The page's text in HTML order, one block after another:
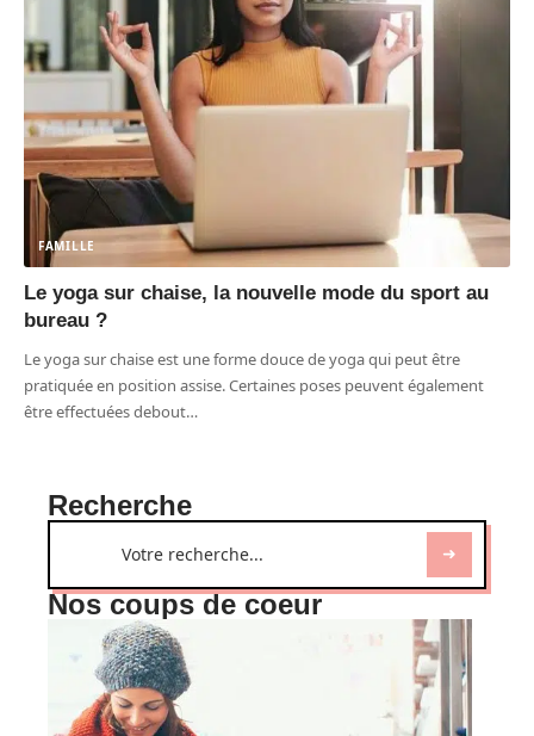
FAMILLE
Le yoga sur chaise, la nouvelle mode du sport au
bureau ?
Le yoga sur chaise est une forme douce de yoga qui peut être
pratiquée en position assise. Certaines poses peuvent également
être effectuées debout…
Recherche
Nos coups de coeur